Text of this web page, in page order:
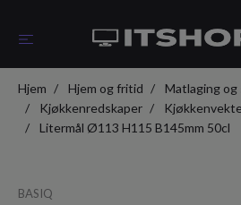
Hjem Hjem og fritid
Matlaging og
Kjøkkenredskaper
Litermål Ø113 H115 B145mm 50cl
BASIQ